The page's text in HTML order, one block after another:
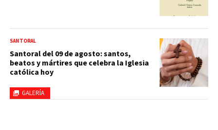
GALERÍA
SANTORAL
Santoral del 09 de agosto: santos,
beatos y mártires que celebra la Iglesia
católica hoy